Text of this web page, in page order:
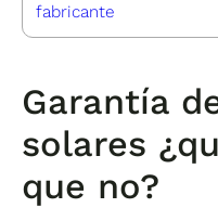
fabricante
Garantía
solares
que no?